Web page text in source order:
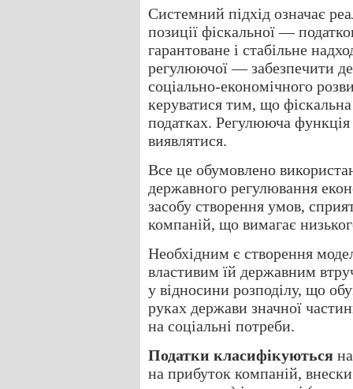
Системний підхід означає
позиції фіскальної —
гарантоване і стабільне
регулюючої — забезпечити
соціально-економічного
керуватися тим, що фіскальна
податках. Регулююча
виявлятися.
Все це обумовлено
державного регулювання
засобу створення умов,
компаній, що вимагає
Необхідним є створення
властивим їй державним
у відносини розподілу, що
руках держави значної
на соціальні потреби.
Податки класифікуються
на прибуток компаній,